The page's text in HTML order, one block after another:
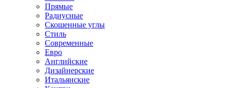
Прямые
Радиусные
Скошенные углы
Стиль
Современные
Евро
Английские
Дизайнерские
Итальянские